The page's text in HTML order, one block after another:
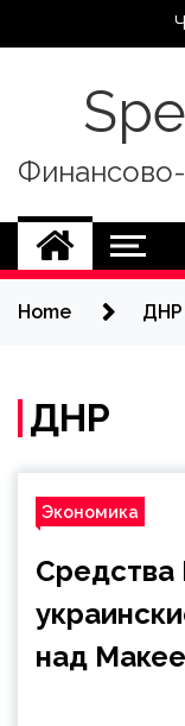
Home ДНР
ДНР
Экономика
над